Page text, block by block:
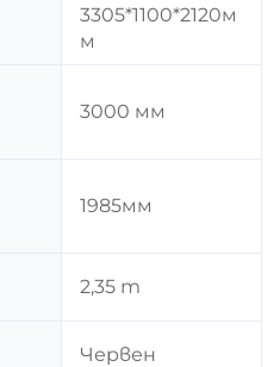
3305*1100*2120м
м
3000 мм
1985мм
2,35 т
Червен